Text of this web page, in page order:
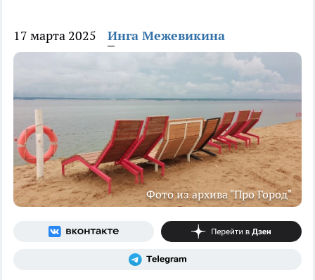
17 марта 2025 Инга Межевикина
Фото из архива "Про Город"